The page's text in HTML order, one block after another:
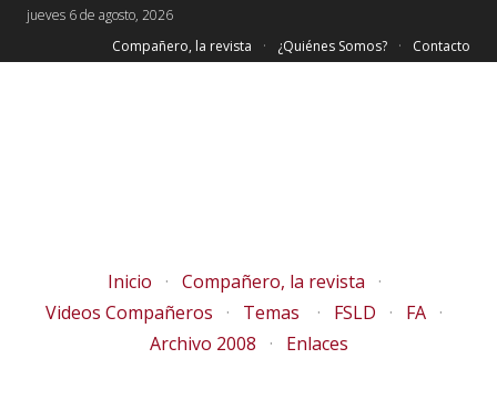
jueves 6 de agosto, 2026
Compañero, la revista
¿Quiénes Somos? Contacto
Inicio
Compañero, la revista
Videos Compañeros
Temas FSLD
FA
Archivo 2008
Enlaces